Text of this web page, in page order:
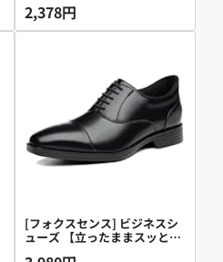
ダル れでぃーす サボ ビジネ
ス オフィスサンダル ビーチ
いサイズ 幅広 内履き 外履き
防水 事務所 屋外 玄関 ゴム つ
っかけ スリッポン AM1702 黒
ブラック 27.0cm
2,378円
[フォクスセンス] ビジネスシ
ューズ 【立ったままスッと履